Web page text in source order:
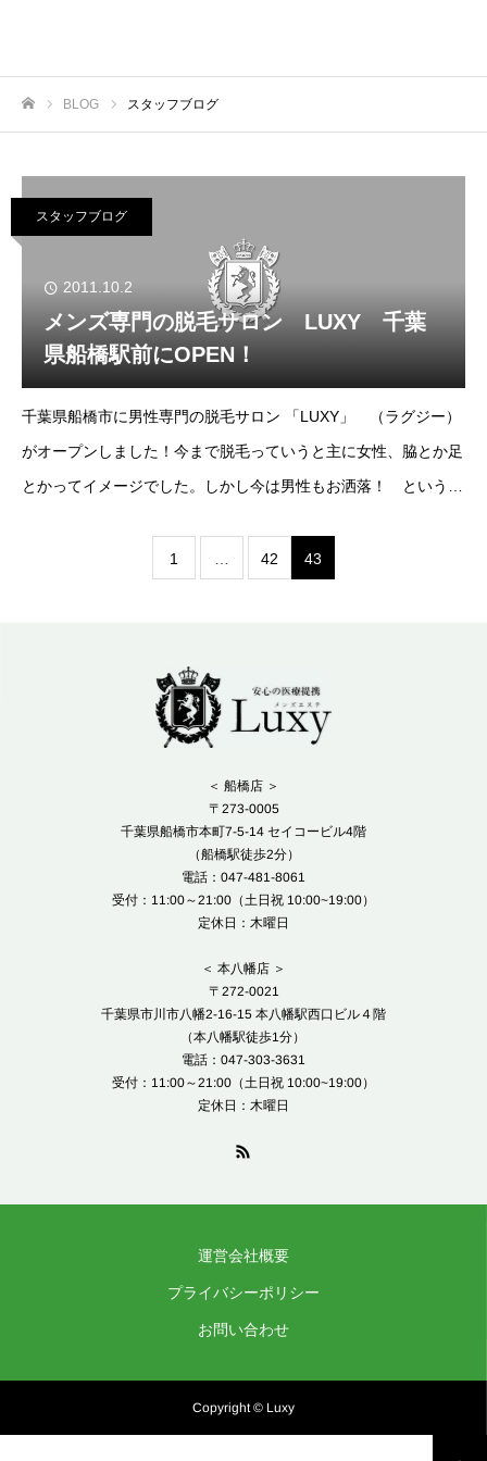
BLOG スタッフブログ
スタッフブログ
2011.10.2
メンズ専門の脱毛サロン LUXY 千葉
県船橋駅前にOPEN！
千葉県船橋市に男性専門の脱毛サロン 「LUXY」 （ラグジー）
がオープンしました！今まで脱毛っていうと主に女性、脇とか足
とかってイメージでした。しかし今は男性もお洒落！ というか
性だけでなく、男性も憧れるものなのです。また
1 42 43
＜ 船橋店 ＞
〒273-0005
千葉県船橋市本町7-5-14 セイコービル4階
（船橋駅徒歩2分）
電話：047-481-8061
受付：11:00～21:00（土日祝 10:00~19:00）
定休日：木曜日
＜ 本八幡店 ＞
〒272-0021
千葉県市川市八幡2-16-15 本八幡駅西口ビル４階
（本八幡駅徒歩1分）
電話：047-303-3631
受付：11:00～21:00（土日祝 10:00~19:00）
定休日：木曜日
運営会社概要
プライバシーポリシー
お問い合わせ
Copyright © Luxy